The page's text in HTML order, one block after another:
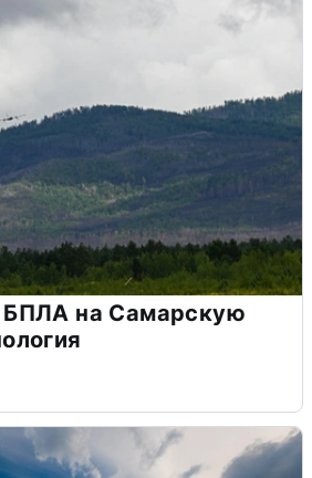
БПЛА на Самарскую